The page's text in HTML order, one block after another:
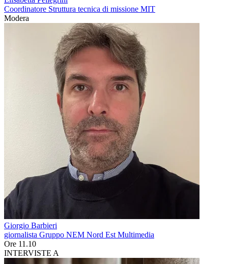
Coordinatore Struttura tecnica di missione MIT
Modera
Giorgio Barbieri
giornalista Gruppo NEM Nord Est Multimedia
Ore 11.10
INTERVISTE A